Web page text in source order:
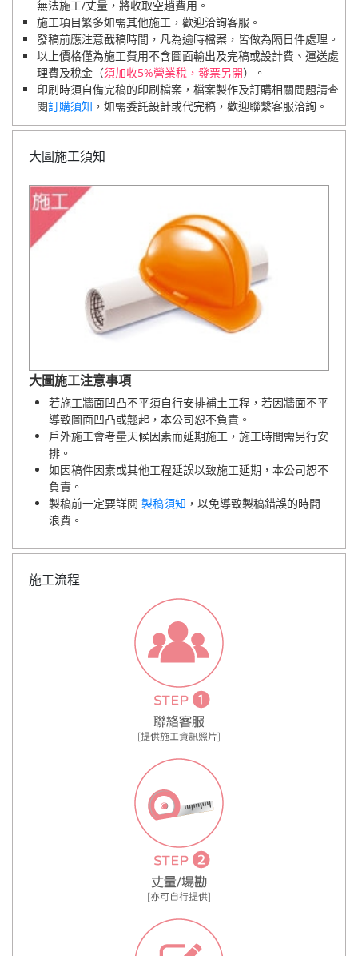
無法施工/丈量，將收取空趟費用。
施工項目繁多如需其他施工，歡迎洽詢客服。
發稿前應注意截稿時間，凡為逾時檔案，皆做為隔日件處理。
以上價格僅為施工費用不含圖面輸出及完稿或設計費、運送處
理費及稅金（須加收5%營業稅，發票另開）。
印刷時須自備完稿的印刷檔案，檔案製作及訂購相關問題請查
閱訂購須知 ，如需委託設計或代完稿，歡迎聯繫客服洽詢。
大圖施工須知
大圖施工注意事項
若施工牆面凹凸不平須自行安排補土工程，若因牆面不平
導致圖面凹凸或翹起，本公司恕不負責。
戶外施工會考量天候因素而延期施工，施工時間需另行安
排。
如因稿件因素或其他工程延誤以致施工延期，本公司恕不
負責。
製稿前一定要詳閱 製稿須知 ，以免導致製稿錯誤的時間
浪費。
施工流程